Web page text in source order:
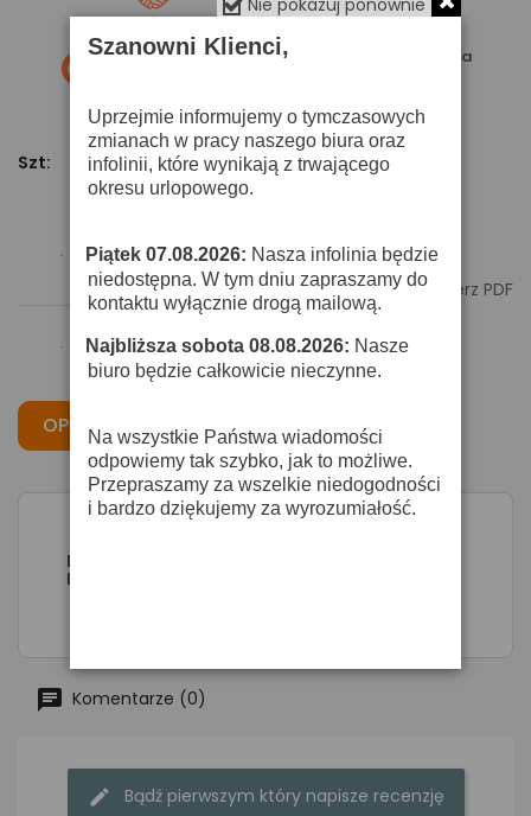
Zwrot do 14 dni Darmowa wysyłka
Szt:
Dodaj Do Koszyka
Pobierz PDF
OPIS CECHY OPINIE
Przetwornik Guitto GGP-02 Resonance
Pickup
Komentarze (0)
Bądź pierwszym który napisze recenzję
Szanowni Klienci,
Uprzejmie informujemy o tymczasowych
zmianach w pracy naszego biura oraz
infolinii, które wynikają z trwającego
okresu urlopowego.
· Piątek 07.08.2026: Nasza infolinia będzie
niedostępna. W tym dniu zapraszamy do
kontaktu wyłącznie drogą mailową.
· Najbliższa sobota 08.08.2026: Nasze
biuro będzie całkowicie nieczynne.
Na wszystkie Państwa wiadomości
odpowiemy tak szybko, jak to możliwe.
Przepraszamy za wszelkie niedogodności
i bardzo dziękujemy za wyrozumiałość.